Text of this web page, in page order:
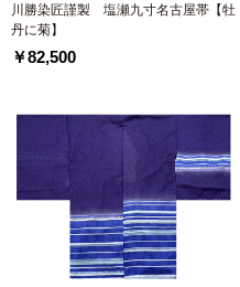
川勝染匠謹製 塩瀬九寸名古屋帯【牡
丹に菊】
￥82,500